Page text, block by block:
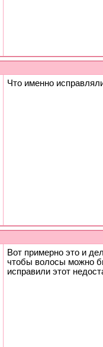
Что именно
Вот примерно это и
чтобы волосы можно
исправили этот